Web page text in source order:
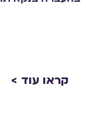
קראו עוד >